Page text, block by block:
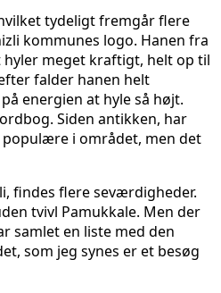
tydeligt fremgår flere
kommunes logo. Hanen fra
hyler meget kraftigt, helt op til
falder hanen helt
energien at hyle så højt.
Siden antikken, har
i området, men det
findes flere seværdigheder.
tvivl Pamukkale. Men der
samlet en liste med den
som jeg synes er et besøg